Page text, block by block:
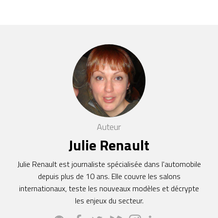
Auteur
Julie Renault
Julie Renault est journaliste spécialisée dans l'automobile
depuis plus de 10 ans. Elle couvre les salons
internationaux, teste les nouveaux modèles et décrypte
les enjeux du secteur.